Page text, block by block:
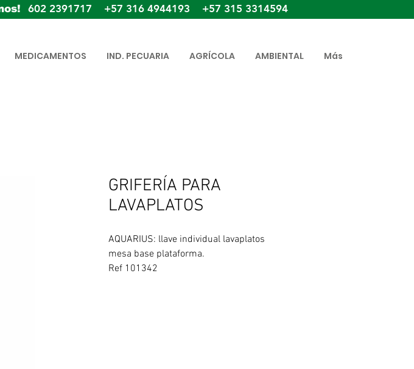
602 2391717 +57 316 4944193 +57 315 3314594
MEDICAMENTOS IND. PECUARIA AGRÍCOLA AMBIENTAL Más
GRIFERÍA PARA
LAVAPLATOS
AQUARIUS: llave individual lavaplatos
mesa base plataforma.
Ref 101342